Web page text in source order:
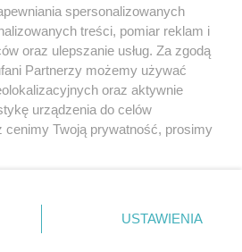
regulamin korzystania z portali
Skontaktuj sięz nami
Kontakt
Wydawca
Pogoda
spersonalizowanych
treści, pomiar reklam i
oraz ulepszanie usług. Za zgodą
Partnerzy możemy używać
oraz aktywnie
urządzenia do celów
cenimy Twoją prywatność, prosimy
się w lewym dolnym rogu strony
danych nie wymagają
USTAWIENIA